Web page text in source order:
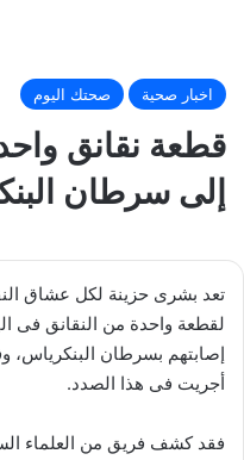
اخبار صحية صحتك اليوم
قطعة نقانق
إلى سرطان
تعد بشرى حزينة لكل عشاق
لقطعة واحدة من النقانق فى
إصابتهم بسرطان البنكرياس،
أجريت فى هذا الصدد.
فقد كشف فريق من العلماء